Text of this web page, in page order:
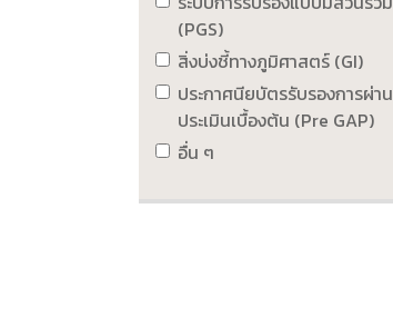
(PGS)
สิ่งบ่งชี้ทางภูมิศาสตร์ (GI)
ประกาศนียบัตรรับรองการผ่าน
ประเมินเบื้องต้น (Pre GAP)
อื่น ๆ